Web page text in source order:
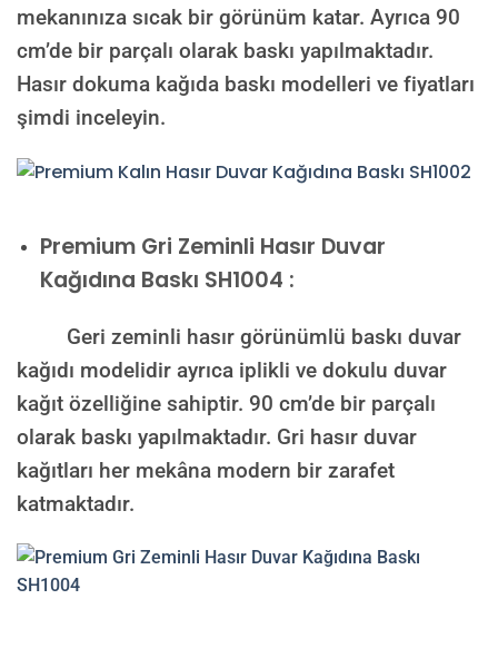
mekanınıza sıcak bir görünüm katar. Ayrıca 90
cm’de bir parçalı olarak baskı yapılmaktadır.
Hasır dokuma kağıda baskı modelleri ve fiyatları
şimdi inceleyin.
Premium Gri Zeminli Hasır Duvar
Kağıdına Baskı SH1004 :
Geri zeminli hasır görünümlü baskı duvar
kağıdı modelidir ayrıca iplikli ve dokulu duvar
kağıt özelliğine sahiptir. 90 cm’de bir parçalı
olarak baskı yapılmaktadır. Gri hasır duvar
kağıtları her mekâna modern bir zarafet
katmaktadır.